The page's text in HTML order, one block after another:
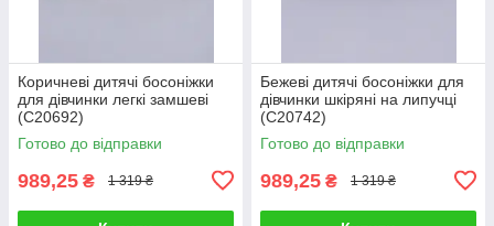
Коричневі дитячі босоніжки
для дівчинки легкі замшеві
(C20692)
Готово до відправки
989,25 ₴ 1 319 ₴
Бежеві дитячі босоніжки для
дівчинки шкіряні на липучці
(C20742)
Готово до відправки
989,25 ₴ 1 319 ₴